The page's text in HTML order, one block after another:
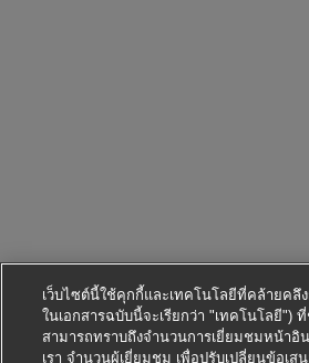
เว็บไซต์นี้ใช้คุกกี้และเทคโนโลยีที่คล้ายคลึ
ในเอกสารฉบับนี้จะเรียกว่า "เทคโนโลยี") ที่
สามารถทราบถึงจำนวนการเยี่ยมชมหน้าอิ
เรา จำนวนผู้เยี่ยมชม เพื่อปรับเปลี่ยนข้อเส